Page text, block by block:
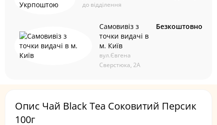
до відділення
Самовивіз з
точки видачі в
м. Київ
вул.Євгена
Сверстюка, 2А
Безкоштовно
Опис Чай Black Tea Соковитий Персик
100г